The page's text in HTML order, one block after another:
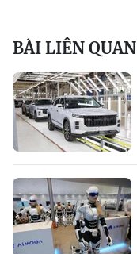
BÀI LIÊN QUAN